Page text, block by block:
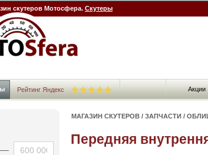
скутеров Мотосфера. Скутеры
Акции
Рейтинг Яндекс
МАГАЗИН СКУТЕРОВ / ЗАПЧАСТИ /
Передняя